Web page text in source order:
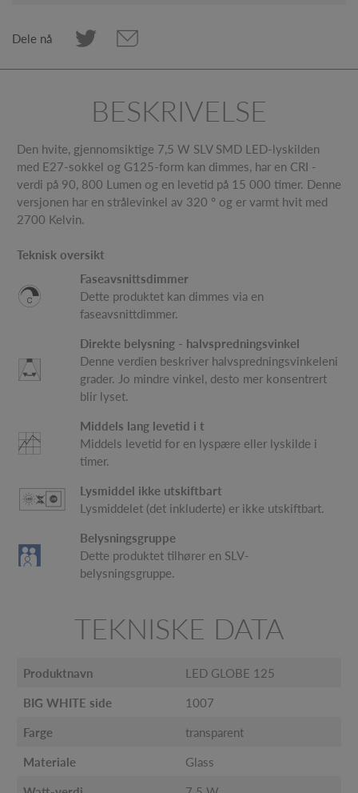
Dele nå
BESKRIVELSE
Den hvite, gjennomsiktige 7,5 W SLV SMD LED-lyskilden
med E27-sokkel og G125-form kan dimmes, har en CRI -
verdi på 90, 800 Lumen og en levetid på 15 000 timer. Denne
versjonen har en strålevinkel av 320 ° og er varmt hvit med
2700 Kelvin.
Teknisk oversikt
Faseavsnittsdimmer
Dette produktet kan dimmes via en
faseavsnittdimmer.
Direkte belysning - halvspredningsvinkel
Denne verdien beskriver halvspredningsvinkeleni
grader. Jo mindre vinkel, desto mer konsentrert
blir lyset.
Middels lang levetid i t
Middels levetid for en lyspære eller lyskilde i
timer.
Lysmiddel ikke utskiftbart
Lysmiddelet (det inkluderte) er ikke utskiftbart.
Belysningsgruppe
Dette produktet tilhører en SLV-
belysningsgruppe.
TEKNISKE DATA
Produktnavn LED GLOBE 125
BIG WHITE side 1007
Farge transparent
Materiale Glass